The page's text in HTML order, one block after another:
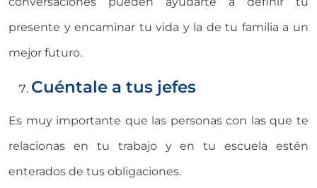
presente y encaminar tu vida y la de tu familia a un
mejor futuro.
Cuéntale a tus jefes
Es muy importante que las personas con las que te
relacionas en tu trabajo y en tu escuela estén
enterados de tus obligaciones.